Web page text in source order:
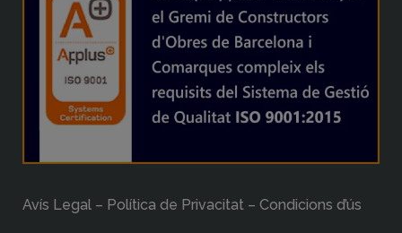
Avís Legal – Política de Privacitat – Condicions d’ús